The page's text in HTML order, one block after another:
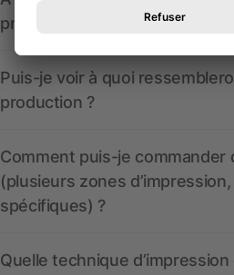
propose-t-il un service pour les
Puis-je voir à quoi
production ?
Comment puis-je
(plusieurs zones
spécifiques) ?
Quelle technique